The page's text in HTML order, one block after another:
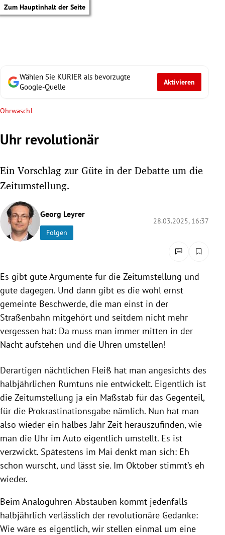
Zum Hauptinhalt der Seite
Untermenü
Untermenü
Untermenü
Untermenü
Untermenü
Untermenü
Untermenü
Wählen Sie KURIER als bevorzugte
Google-Quelle
Aktivieren
Ohrwaschl
Uhr revolutionär
Ein Vorschlag zur Güte in der Debatte um die
Zeitumstellung.
Georg Leyrer
Folgen
28.03.2025, 16:37
Es gibt gute Argumente für die Zeitumstellung und
gute dagegen. Und dann gibt es die wohl ernst
gemeinte Beschwerde, die man einst in der
Straßenbahn mitgehört und seitdem nicht mehr
vergessen hat: Da muss man immer mitten in der
Nacht aufstehen und die Uhren umstellen!
Derartigen nächtlichen Fleiß hat man angesichts des
halbjährlichen Rumtuns nie entwickelt. Eigentlich ist
die Zeitumstellung ja ein Maßstab für das Gegenteil,
für die Prokrastinationsgabe nämlich. Nun hat man
also wieder ein halbes Jahr Zeit herauszufinden, wie
man die Uhr im Auto eigentlich umstellt. Es ist
verzwickt. Spätestens im Mai denkt man sich: Eh
schon wurscht, und lässt sie. Im Oktober stimmt’s eh
wieder.
Beim Analoguhren-Abstauben kommt jedenfalls
halbjährlich verlässlich der revolutionäre Gedanke:
Wie wäre es eigentlich, wir stellen einmal um eine